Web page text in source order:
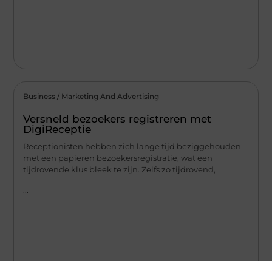
Business / Marketing And Advertising
Versneld bezoekers registreren met
DigiReceptie
Receptionisten hebben zich lange tijd beziggehouden
met een papieren bezoekersregistratie, wat een
tijdrovende klus bleek te zijn. Zelfs zo tijdrovend,